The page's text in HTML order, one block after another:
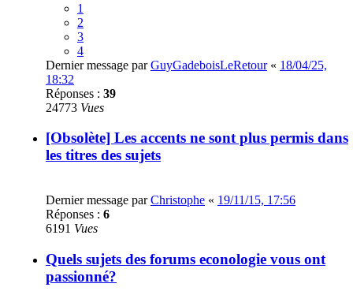
1
2
3
4
Dernier message parGuyGadeboisLeRetour« 18/04/25,
18:32
Réponses : 39
24773 Vues
[Obsolète] Les accents ne sont plus permis dans
les titres des sujets
Dernier message parChristophe « 19/11/15, 17:56
Réponses : 6
6191 Vues
Quels sujets des forums econologie vous ont
passionné?